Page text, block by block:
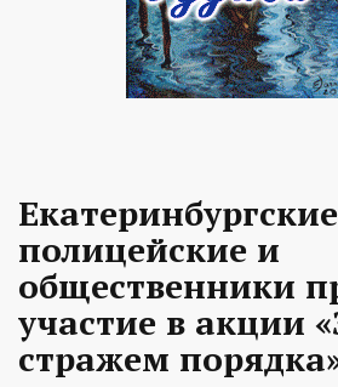
Екатеринбургские
полицейские и
общественники
участие в акции
стражем